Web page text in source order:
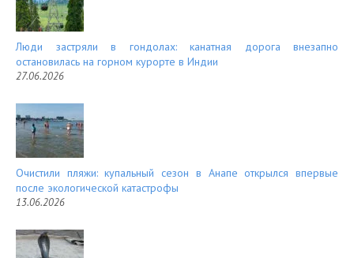
Люди застряли в гондолах: канатная дорога внезапно
остановилась на горном курорте в Индии
27.06.2026
Очистили пляжи: купальный сезон в Анапе открылся впервые
после экологической катастрофы
13.06.2026